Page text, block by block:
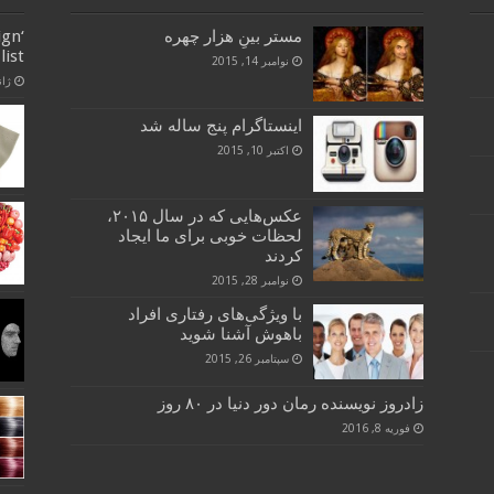
مستر بینِ هزار چهره
نوامبر 14, 2015
اینستاگرام پنج ساله شد
اکتبر 10, 2015
عکس‌هایی که در سال ۲۰۱۵،
لحظات خوبی برای ما ایجاد
کردند
نوامبر 28, 2015
با ویژگی‌های رفتاری افراد
باهوش آشنا شوید
سپتامبر 26, 2015
زادروز نویسنده رمان دور دنیا در ۸۰ روز
فوریه 8, 2016